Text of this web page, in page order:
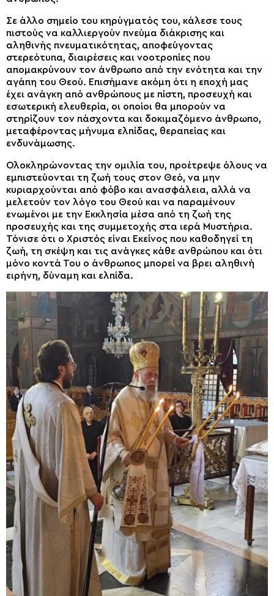
Σε άλλο σημείο του κηρύγματός του, κάλεσε τους
πιστούς να καλλιεργούν πνεύμα διάκρισης και
αληθινής πνευματικότητας, αποφεύγοντας
στερεότυπα, διαιρέσεις και νοοτροπίες που
απομακρύνουν τον άνθρωπο από την ενότητα και την
αγάπη του Θεού. Επισήμανε ακόμη ότι η εποχή μας
έχει ανάγκη από ανθρώπους με πίστη, προσευχή και
εσωτερική ελευθερία, οι οποίοι θα μπορούν να
στηρίζουν τον πάσχοντα και δοκιμαζόμενο άνθρωπο,
μεταφέροντας μήνυμα ελπίδας, θεραπείας και
ενδυνάμωσης.
Ολοκληρώνοντας την ομιλία του, προέτρεψε όλους να
εμπιστεύονται τη ζωή τους στον Θεό, να μην
κυριαρχούνται από φόβο και ανασφάλεια, αλλά να
μελετούν τον λόγο του Θεού και να παραμένουν
ενωμένοι με την Εκκλησία μέσα από τη ζωή της
προσευχής και της συμμετοχής στα ιερά Μυστήρια.
Τόνισε ότι ο Χριστός είναι Εκείνος που καθοδηγεί τη
ζωή, τη σκέψη και τις ανάγκες κάθε ανθρώπου και ότι
μόνο κοντά Του ο άνθρωπος μπορεί να βρει αληθινή
ειρήνη, δύναμη και ελπίδα.